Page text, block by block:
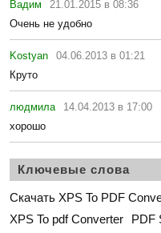
Вадим
21.01.2015 в 08:36
Очень не удобно
Kostyan
04.06.2013 в 01:21
Круто
людмила
14.04.2013 в 17:00
хорошо
Ключевые слова
Скачать XPS To PDF
XPS To pdf Converter
PDF